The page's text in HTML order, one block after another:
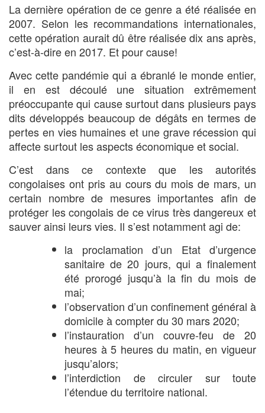
La dernière opération de ce genre a été réalisée en
2007. Selon les recommandations internationales,
cette opération aurait dû être réalisée dix ans après,
c’est-à-dire en 2017. Et pour cause!
Avec cette pandémie qui a ébranlé le monde entier,
il en est découlé une situation extrêmement
préoccupante qui cause surtout dans plusieurs pays
dits développés beaucoup de dégâts en termes de
pertes en vies humaines et une grave récession qui
affecte surtout les aspects économique et social.
C’est dans ce contexte que les autorités
congolaises ont pris au cours du mois de mars, un
certain nombre de mesures importantes afin de
protéger les congolais de ce virus très dangereux et
sauver ainsi leurs vies. Il s’est notamment agi de:
la proclamation d’un Etat d’urgence
sanitaire de 20 jours, qui a finalement
été prorogé jusqu’à la fin du mois de
mai;
l’observation d’un confinement général à
domicile à compter du 30 mars 2020;
l’instauration d’un couvre-feu de 20
heures à 5 heures du matin, en vigueur
jusqu’alors;
l’interdiction de circuler sur toute
l’étendue du territoire national.